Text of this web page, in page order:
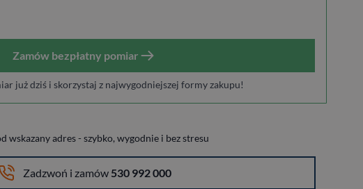
Zamów bezpłatny pomiar
już dziś i skorzystaj z najwygodniejszej formy zakupu!
wskazany adres - szybko, wygodnie i bez stresu
Zadzwoń i zamów 530 992 000